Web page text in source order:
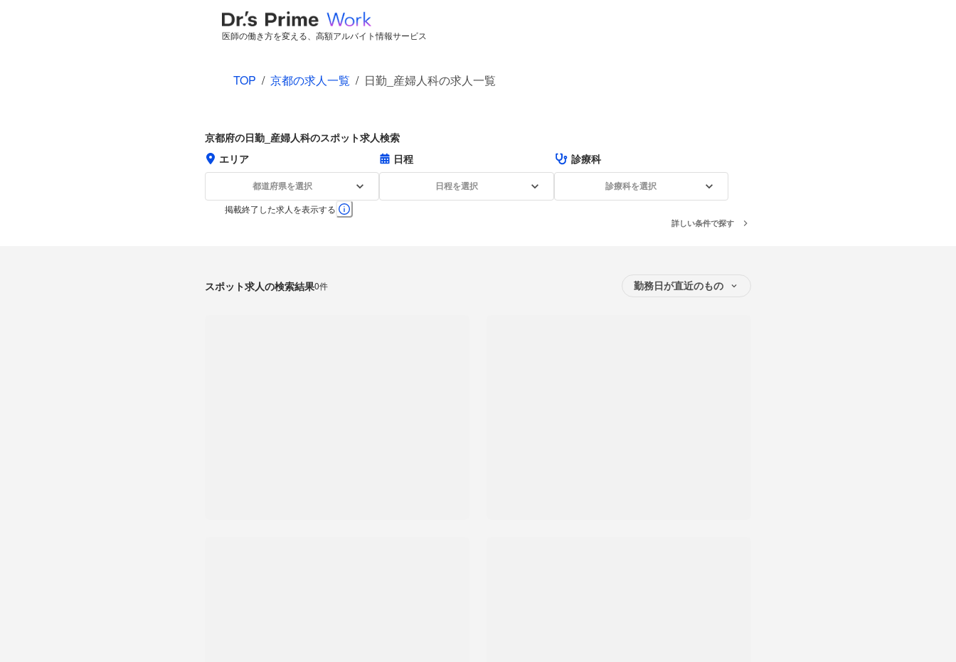
医師の働き方を変える、高額アルバイト情報サービス
TOP / 京都の求人一覧 / 日勤_産婦人科の求人一覧
京都府の日勤_産婦人科のスポット求人検索
エリア
都道府県を選択
日程
日程を選択
診療科
診療科を選択
掲載終了した求人を表示する
詳しい条件で探す
スポット求人の検索結果0件 勤務日が直近のもの